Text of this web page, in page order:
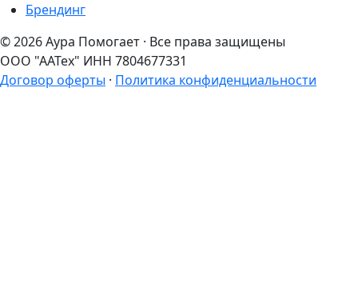
Брендинг
© 2026 Аура Помогает · Все права защищены
ООО "ААТех" ИНН 7804677331
Договор оферты · Политика конфиденциальности